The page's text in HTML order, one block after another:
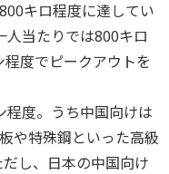
キロ程度に達してい
人当たりでは800キロ
度でピークアウトを
程度。うち中国向けは
や特殊鋼といった高級
し、日本の中国向け